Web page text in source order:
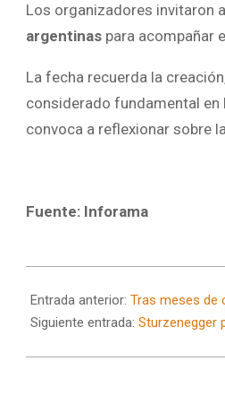
Los organizadores invitaron
argentinas para acompañar
La fecha recuerda la
considerado fundamental en
convoca a reflexionar sobre
Fuente: Inforama
06-
10
Entrada anterior: Tras meses de
Siguiente entrada: Sturzenegger